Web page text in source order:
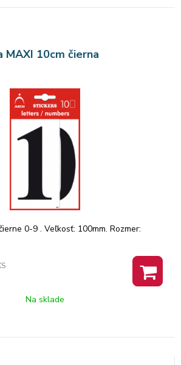
MAXI 10cm čierna
0-9 . Veľkosť: 100mm. Rozmer:
Na sklade